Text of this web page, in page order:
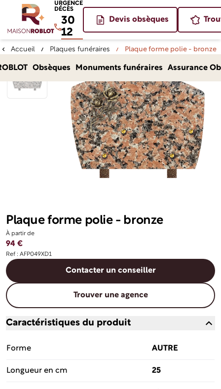
URGENCE
DÉCÈS
30
12
Devis obsèques
Obsèques Monuments funéraires Assurance
Accueil Plaques funéraires Plaque forme polie - bronze
Plaque forme polie - bronze
À partir de
94 €
Ref : AFP049XD1
Contacter un conseiller
Trouver une agence
Caractéristiques du produit
Forme AUTRE
Longueur en cm 25